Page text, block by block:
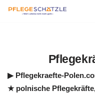
▶︎ Pflegekraefte-
★ polnische